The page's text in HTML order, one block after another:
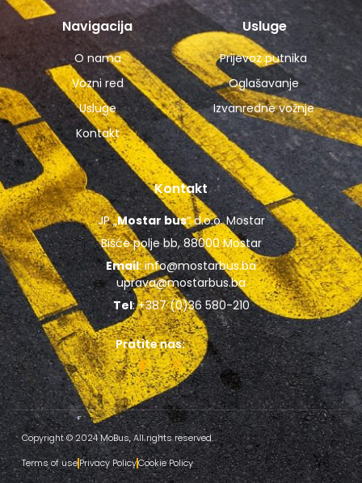
Navigacija
O nama
Vozni red
Usluge
Kontakt
Usluge
Prijevoz putnika
Oglašavanje
Izvanredne vožnje
Kontakt
JP „Mostar bus“ d.o.o. Mostar
Bišće polje bb, 88000 Mostar
Email:info@mostarbus.ba
uprava@mostarbus.ba
Tel: +387 (0)36 580-210
Pratite nas:
Copyright © 2024 MoBus, All rights reserved.
Terms of usePrivacy PolicyCookie Policy